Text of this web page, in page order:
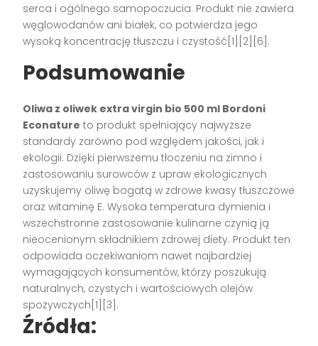
serca i ogólnego samopoczucia. Produkt nie zawiera
węglowodanów ani białek, co potwierdza jego
wysoką koncentrację tłuszczu i czystość[1][2][6].
Podsumowanie
Oliwa z oliwek extra virgin bio 500 ml Bordoni
Econature to produkt spełniający najwyższe
standardy zarówno pod względem jakości, jak i
ekologii. Dzięki pierwszemu tłoczeniu na zimno i
zastosowaniu surowców z upraw ekologicznych
uzyskujemy oliwę bogatą w zdrowe kwasy tłuszczowe
oraz witaminę E. Wysoka temperatura dymienia i
wszechstronne zastosowanie kulinarne czynią ją
nieocenionym składnikiem zdrowej diety. Produkt ten
odpowiada oczekiwaniom nawet najbardziej
wymagających konsumentów, którzy poszukują
naturalnych, czystych i wartościowych olejów
spożywczych[1][3].
Źródła: